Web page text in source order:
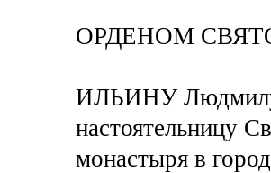
ОРДЕНОМ
ИЛЬИНУ Людмилу
настоятельницу
монастыря в